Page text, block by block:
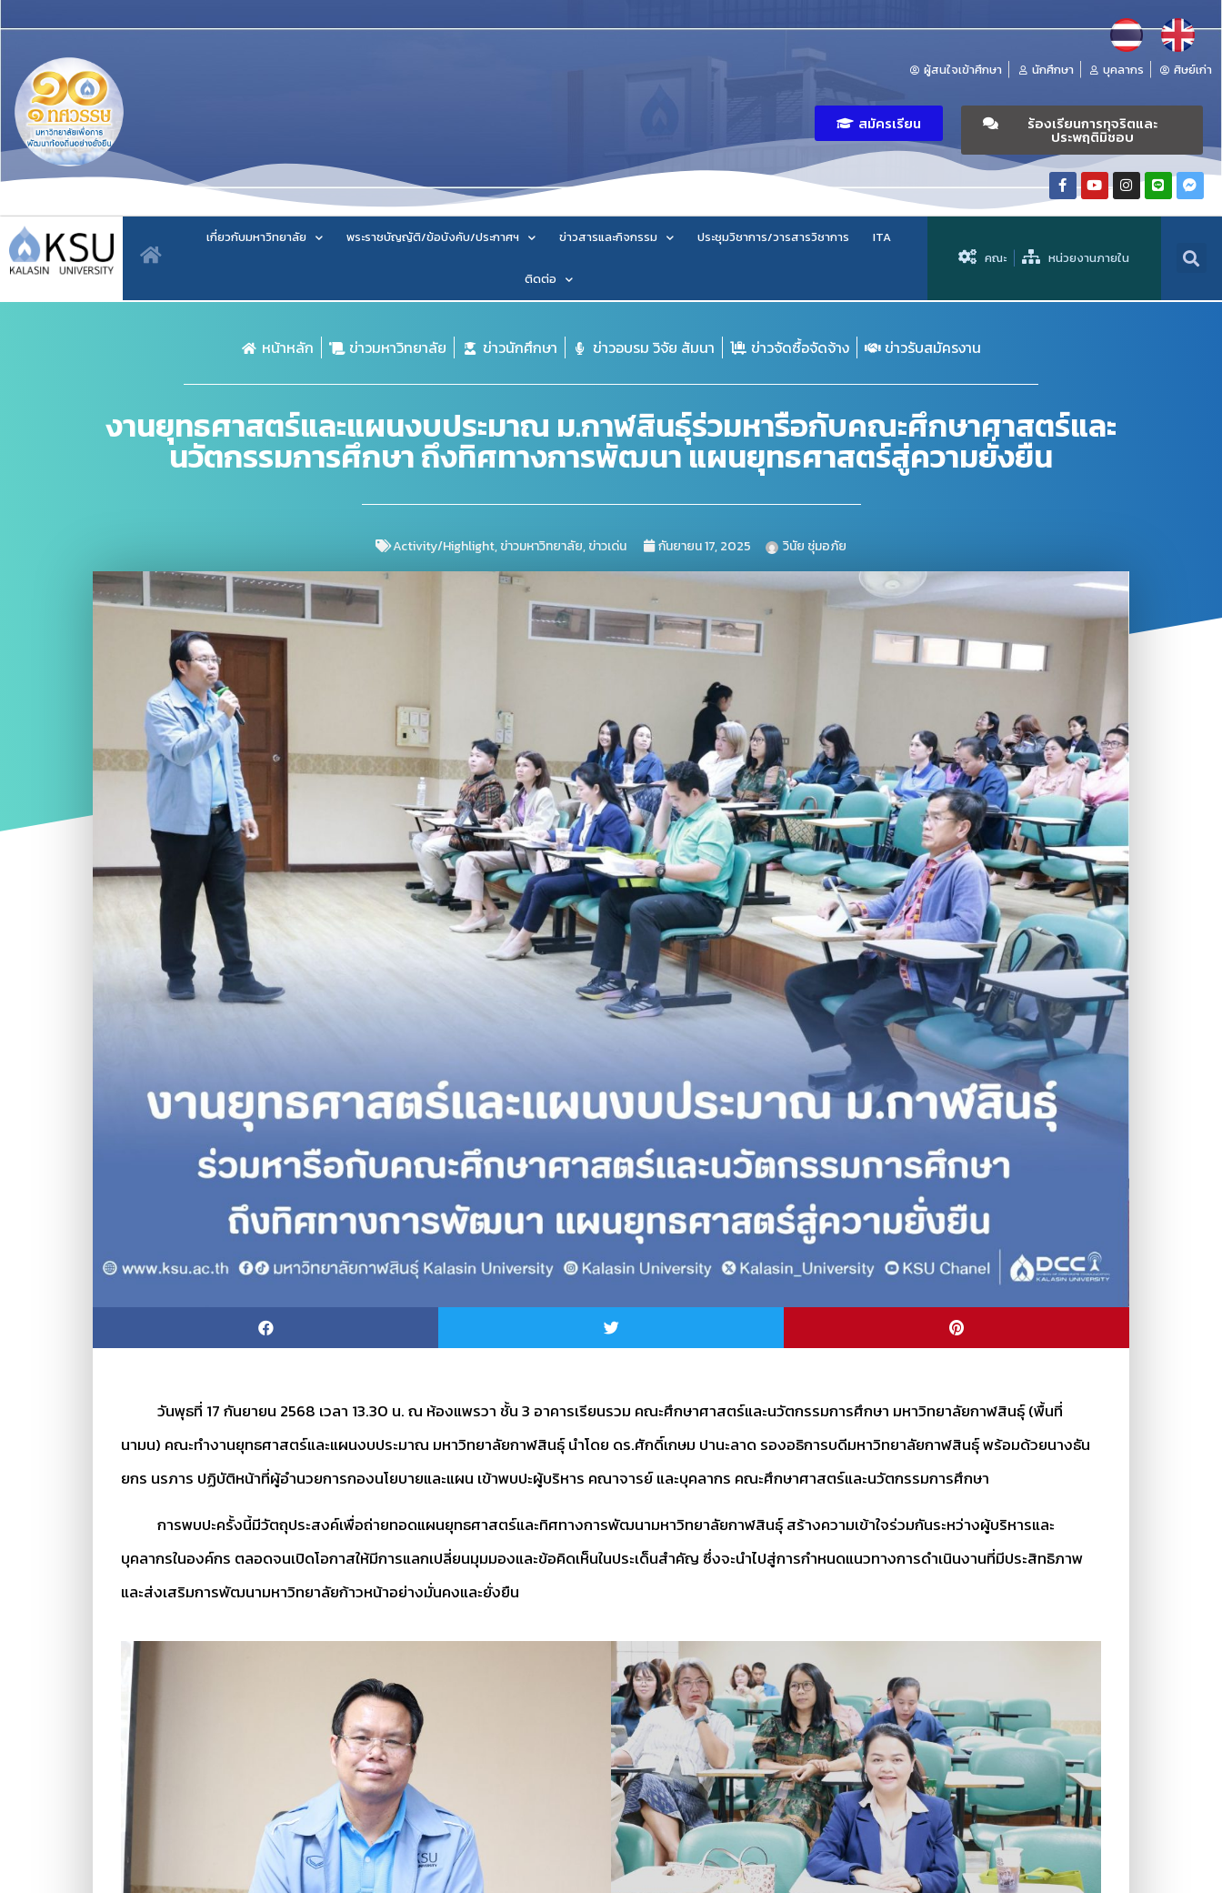
ผู้สนใจเข้าศึกษา นักศึกษา บุคลากร ศิษย์เก่า
สมัครเรียน ร้องเรียนการทุจริตและ
ประพฤติมิชอบ
เกี่ยวกับมหาวิทยาลัย พระราชบัญญัติ/ข้อบังคับ/ประกาศฯ ข่าวสารและกิจกรรม ประชุมวิชาการ/วารสารวิชาการ ITA
ติดต่อ
คณะ หน่วยงานภายใน
หน้าหลัก ข่าวมหาวิทยาลัย ข่าวนักศึกษา ข่าวอบรม วิจัย สัมนา ข่าวจัดซื้อจัดจ้าง ข่าวรับสมัครงาน
งานยุทธศาสตร์และแผนงบประมาณ ม.กาฬสินธุ์ร่วมหารือกับคณะศึกษาศาสตร์และ
นวัตกรรมการศึกษา ถึงทิศทางการพัฒนา แผนยุทธศาสตร์สู่ความยั่งยืน
Activity/Highlight,ข่าวมหาวิทยาลัย,ข่าวเด่น กันยายน 17, 2025 วินัย ชุ่มอภัย
วันพุธที่ 17 กันยายน 2568 เวลา 13.30 น. ณ ห้องแพรวา ชั้น 3 อาคารเรียนรวม คณะศึกษาศาสตร์และนวัตกรรมการศึกษา มหาวิทยาลัยกาฬสินธุ์ (พื้นที่
นามน) คณะทำงานยุทธศาสตร์และแผนงบประมาณ มหาวิทยาลัยกาฬสินธุ์ นำโดย ดร.ศักดิ์เกษม ปานะลาด รองอธิการบดีมหาวิทยาลัยกาฬสินธุ์ พร้อมด้วยนางธัน
ยกร นรภาร ปฏิบัติหน้าที่ผู้อำนวยการกองนโยบายและแผน เข้าพบปะผู้บริหาร คณาจารย์ และบุคลากร คณะศึกษาศาสตร์และนวัตกรรมการศึกษา
การพบปะครั้งนี้มีวัตถุประสงค์เพื่อถ่ายทอดแผนยุทธศาสตร์และทิศทางการพัฒนามหาวิทยาลัยกาฬสินธุ์ สร้างความเข้าใจร่วมกันระหว่างผู้บริหารและ
บุคลากรในองค์กร ตลอดจนเปิดโอกาสให้มีการแลกเปลี่ยนมุมมองและข้อคิดเห็นในประเด็นสำคัญ ซึ่งจะนำไปสู่การกำหนดแนวทางการดำเนินงานที่มีประสิทธิภาพ
และส่งเสริมการพัฒนามหาวิทยาลัยก้าวหน้าอย่างมั่นคงและยั่งยืน